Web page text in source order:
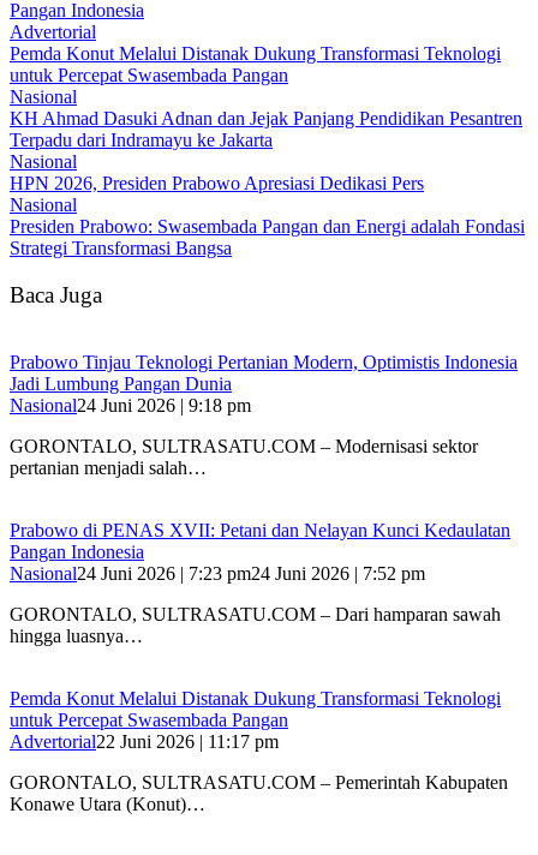
Pangan Indonesia
Advertorial
Pemda Konut Melalui Distanak Dukung Transformasi Teknologi
untuk Percepat Swasembada Pangan
Nasional
KH Ahmad Dasuki Adnan dan Jejak Panjang Pendidikan Pesantren
Terpadu dari Indramayu ke Jakarta
Nasional
HPN 2026, Presiden Prabowo Apresiasi Dedikasi Pers
Nasional
Presiden Prabowo: Swasembada Pangan dan Energi adalah Fondasi
Strategi Transformasi Bangsa
Baca Juga
Prabowo Tinjau Teknologi Pertanian Modern, Optimistis Indonesia
Jadi Lumbung Pangan Dunia
Nasional24 Juni 2026 | 9:18 pm
GORONTALO, SULTRASATU.COM – Modernisasi sektor
pertanian menjadi salah…
Prabowo di PENAS XVII: Petani dan Nelayan Kunci Kedaulatan
Pangan Indonesia
Nasional24 Juni 2026 | 7:23 pm24 Juni 2026 | 7:52 pm
GORONTALO, SULTRASATU.COM – Dari hamparan sawah
hingga luasnya…
Pemda Konut Melalui Distanak Dukung Transformasi Teknologi
untuk Percepat Swasembada Pangan
Advertorial22 Juni 2026 | 11:17 pm
GORONTALO, SULTRASATU.COM – Pemerintah Kabupaten
Konawe Utara (Konut)…